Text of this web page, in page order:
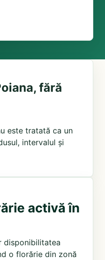
fără
este tratată ca un
intervalul și
activă în
disponibilitatea
o florărie din zonă